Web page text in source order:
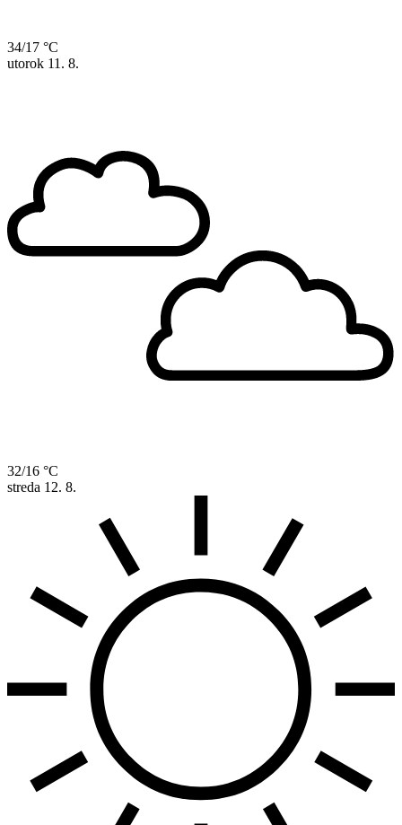
34/17 °C
utorok 11. 8.
32/16 °C
streda 12. 8.